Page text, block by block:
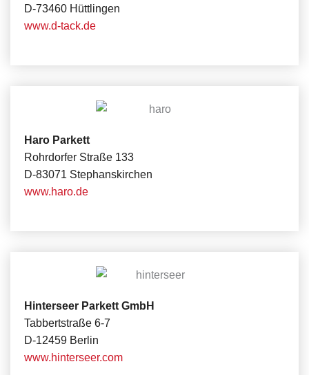
D-73460 Hüttlingen
www.d-tack.de
Haro Parkett
Rohrdorfer Straße 133
D-83071 Stephanskirchen
www.haro.de
Hinterseer Parkett GmbH
Tabbertstraße 6-7
D-12459 Berlin
www.hinterseer.com